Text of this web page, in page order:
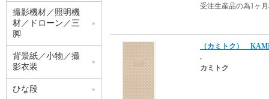
受注生産品の為1ヶ
（カミトク）
.
カミトク
撮影機材／照明機
材／ドローン／三
脚
背景紙／小物／撮
影衣装
ひな段